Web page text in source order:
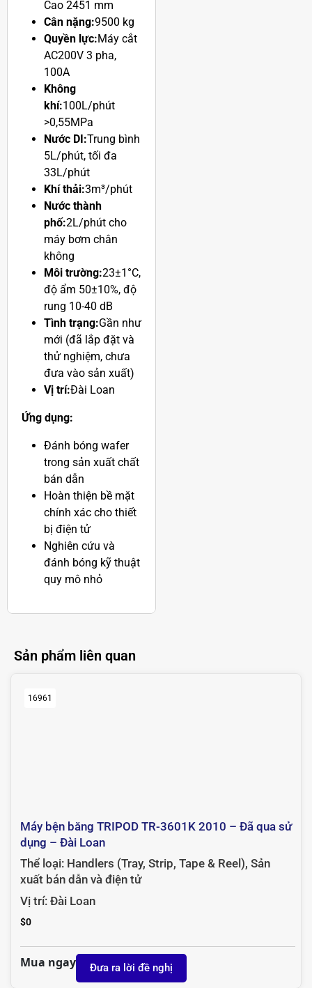
Cao 2451 mm
Cân nặng:9500 kg
Quyền lực:Máy cắt
AC200V 3 pha,
100A
Không
khí:100L/phút
>0,55MPa
Nước DI:Trung bình
5L/phút, tối đa
33L/phút
Khí thải:3m³/phút
Nước thành
phố:2L/phút cho
máy bơm chân
không
Môi trường:23±1°C,
độ ẩm 50±10%, độ
rung 10-40 dB
Tình trạng:Gần như
mới (đã lắp đặt và
thử nghiệm, chưa
đưa vào sản xuất)
Vị trí:Đài Loan
Ứng dụng:
Đánh bóng wafer
trong sản xuất chất
bán dẫn
Hoàn thiện bề mặt
chính xác cho thiết
bị điện tử
Nghiên cứu và
đánh bóng kỹ thuật
quy mô nhỏ
Sản phẩm liên quan
16961
Máy bện băng TRIPOD TR-3601K 2010 – Đã qua sử
dụng – Đài Loan
Thể loại: Handlers (Tray, Strip, Tape & Reel), Sản
xuất bán dẫn và điện tử
Vị trí: Đài Loan
$0
Mua ngay Đưa ra lời đề nghị